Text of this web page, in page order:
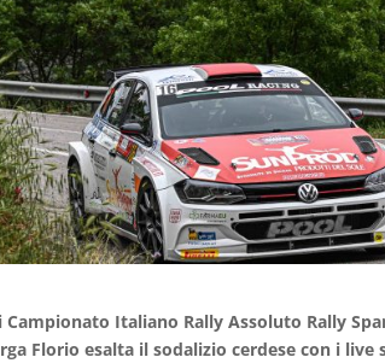
Italiano Rally Assoluto Rally
Florio esalta il sodalizio cerdese con i